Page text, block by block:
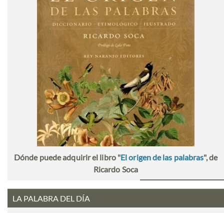
Dónde puede adquirir el libro "El origen de las palabras", de
Ricardo Soca
LA PALABRA DEL DÍA